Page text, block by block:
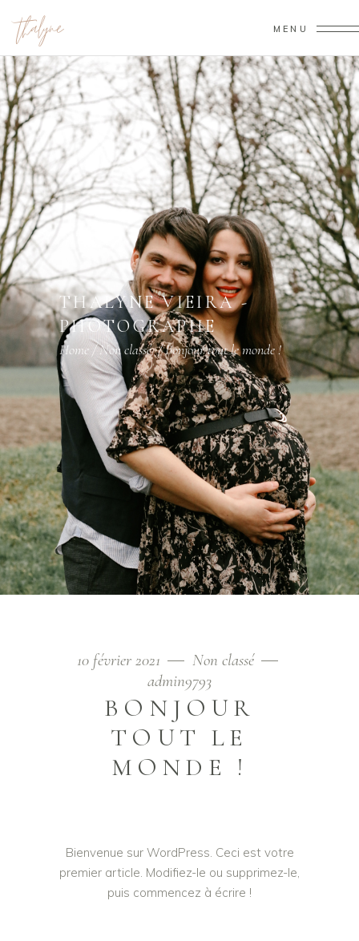
MENU
THALYNE VIEIRA -
PHOTOGRAPHE
Home/Non classé/Bonjour tout le monde !
10 février 2021
Non classé
admin9793
BONJOUR
TOUT LE
MONDE !
Bienvenue sur WordPress. Ceci est votre
premier article. Modifiez-le ou supprimez-le,
puis commencez à écrire !